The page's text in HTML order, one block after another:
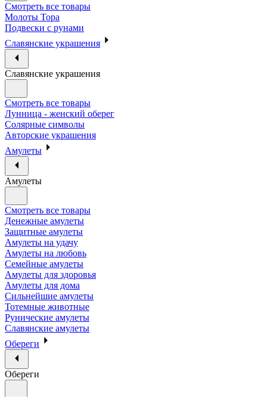
Смотреть все товары
Молоты Тора
Подвески с рунами
Славянские украшения
Славянские украшения
Смотреть все товары
Лунница - женский оберег
Солярные символы
Авторские украшения
Амулеты
Амулеты
Смотреть все товары
Денежные амулеты
Защитные амулеты
Амулеты на удачу
Амулеты на любовь
Семейные амулеты
Амулеты для здоровья
Амулеты для дома
Сильнейшие амулеты
Тотемные животные
Рунические амулеты
Славянские амулеты
Обереги
Обереги